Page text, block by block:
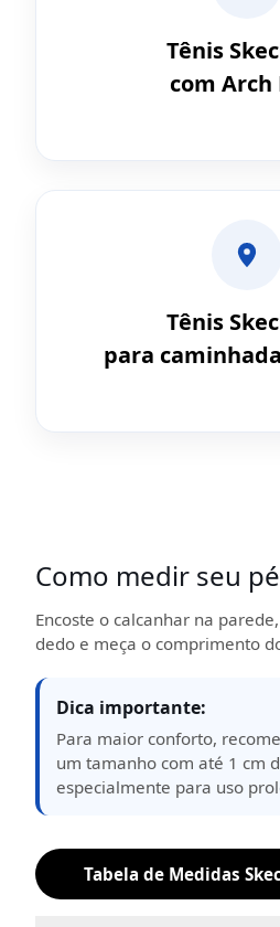
Tênis
com
Tênis
para
Como medir seu pé
Encoste o calcanhar na
dedo e meça o comprimento
Dica importante:
Para maior conforto,
um tamanho com até 1 cm
especialmente para uso
Tabela de Medidas